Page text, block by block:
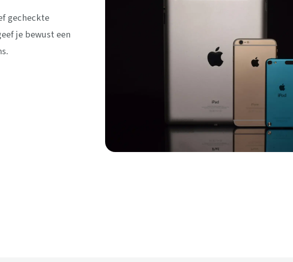
gecheckte
je bewust een